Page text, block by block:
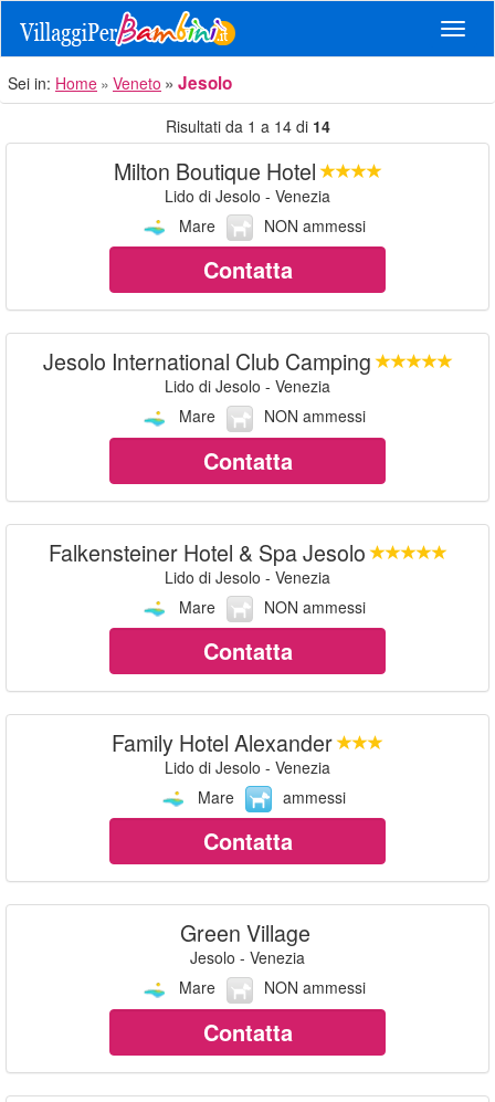
Sei in: Home Veneto Jesolo
Risultati da 1 a 14 di 14
Milton Boutique Hotel
Lido di Jesolo - Venezia
Mare
NON ammessi
Contatta
Jesolo International Club Camping
Lido di Jesolo - Venezia
Mare
NON ammessi
Contatta
Falkensteiner Hotel & Spa Jesolo
Lido di Jesolo - Venezia
Mare
NON ammessi
Contatta
Family Hotel Alexander
Lido di Jesolo - Venezia
Mare
ammessi
Contatta
Green Village
Jesolo - Venezia
Mare
NON ammessi
Contatta